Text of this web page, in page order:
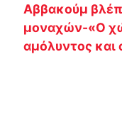
Αββακούμ
μοναχών-«Ο
αμόλυντος